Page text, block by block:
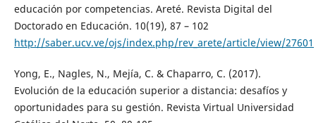
educación por competencias. Areté. Revista Digital del
Doctorado en Educación. 10(19), 87 – 102
http://saber.ucv.ve/ojs/index.php/rev_arete/article/view/27601
Yong, E., Nagles, N., Mejía, C. & Chaparro, C. (2017).
Evolución de la educación superior a distancia: desafíos y
oportunidades para su gestión. Revista Virtual Universidad